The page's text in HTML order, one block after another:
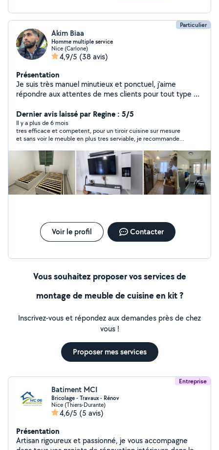
Particulier
Akim Biaa
Homme multiple service
Nice (Carlone)
4,9/5 (38 avis)
Présentation
Je suis très manuel minutieux et ponctuel, j'aime
répondre aux attentes de mes clients pour tout type de
n'hésitez pas, devis gratuit ! Les clients sont rois. Au
plaisir.
Dernier avis laissé par Regine : 5/5
Il y a plus de 6 mois
tres efficace et competent, pour un tiroir cuisine sur mesure
et sans voir le meuble en plus tres serviable, je recommande
Voir le profil Contacter
Vous souhaitez proposer vos services de
montage de meuble de cuisine en kit ?
Inscrivez-vous et répondez aux demandes près de chez
vous !
Proposer mes services
Entreprise
Batiment MCI
Bricolage - Travaux - Rénov
Nice (Thiers-Durante)
4,6/5 (5 avis)
Présentation
Artisan rigoureux et passionné, je vous accompagne